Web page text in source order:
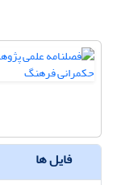
فایل ها